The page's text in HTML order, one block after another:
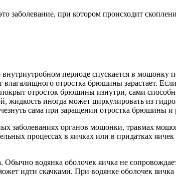
заболевание, при котором происходит
периоде спускается в мошонку
отростка брюшины зарастает.
отросток брюшины изнутри, сами
иногда может циркулировать из
сама при заращении отростка брюшины
заболеваниях органов мошонки, травмах
процессах в яичках или в придатках
водянка оболочек яичка не
идти скачками. При водянке оболочек